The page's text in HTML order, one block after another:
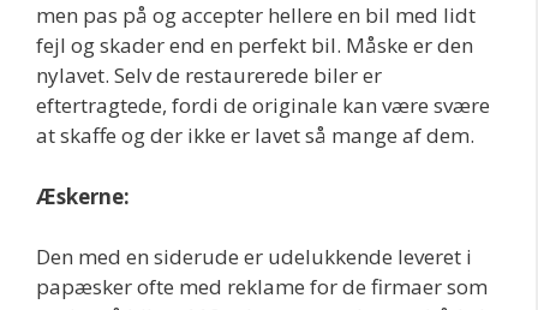
men pas på og accepter hellere en bil med lidt
fejl og skader end en perfekt bil. Måske er den
nylavet. Selv de restaurerede biler er
eftertragtede, fordi de originale kan være svære
at skaffe og der ikke er lavet så mange af dem.
Æskerne:
Den med en siderude er udelukkende leveret i
papæsker ofte med reklame for de firmaer som